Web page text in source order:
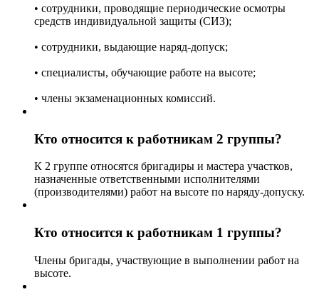
• сотрудники, проводящие периодические осмотры
средств индивидуальной защиты (СИЗ);
• сотрудники, выдающие наряд-допуск;
• специалисты, обучающие работе на высоте;
• члены экзаменационных комиссий.
Кто относится к работникам 2 группы?
К 2 группе относятся бригадиры и мастера участков,
назначенные ответственными исполнителями
(производителями) работ на высоте по наряду-допуску.
Кто относится к работникам 1 группы?
Члены бригады, участвующие в выполнении работ на
высоте.